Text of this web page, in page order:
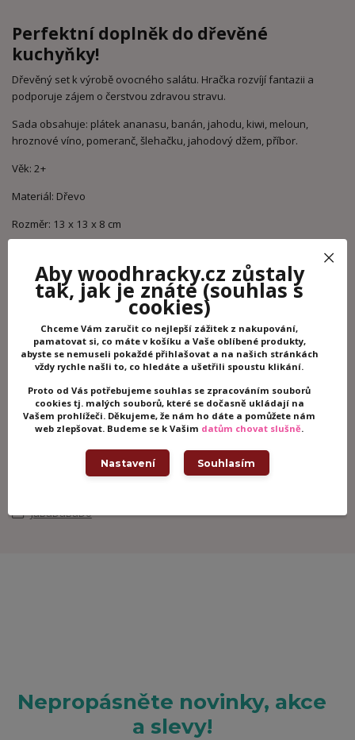
Perfektní doplněk do dřevěné
kuchyňky!
Dřevěný set k výrobě ovocného salátu. Hračka rozvíjí fantazii a
podporuje zájem o čerstvou zdravou stravu.
Sada obsahuje: plátek ananasu, banán, jahodu, kiwi, meloun,
hroznové víno, pomeranč, šlehačku, jahodový džem, příbor.
Věk: 2+
Materiál: Dřevo
Rozměr: 13 x 13 x 8 cm
Potřebujete poradit?
+420 605 062 233
(Po-Ne, 8-21 hod.)
info@woodhracky.cz
Zboží zařazeno v kategoriích
Dřevěné hračky
Dřevěné kuchyňky
JaBaDaBaDo
Nepropásněte novinky, akce
a slevy!
Aby woodhracky.cz zůstaly
tak, jak je znáte(souhlas s
cookies)
Chceme Vám zaručit co nejlepší zážitek z nakupování,
pamatovat si, co máte v košíku a Vaše oblíbené produkty,
abyste se nemuseli pokaždé přihlašovat a na našich stránkách
vždy rychle našli to, co hledáte a ušetřili spoustu klikání.
Proto od Vás potřebujeme souhlas se zpracováním souborů
cookies tj. malých souborů, které se dočasně ukládají na
Vašem prohlížeči. Děkujeme, že nám ho dáte a pomůžete nám
web zlepšovat. Budeme se k Vašim datům chovat slušně.
Nastavení Souhlasím